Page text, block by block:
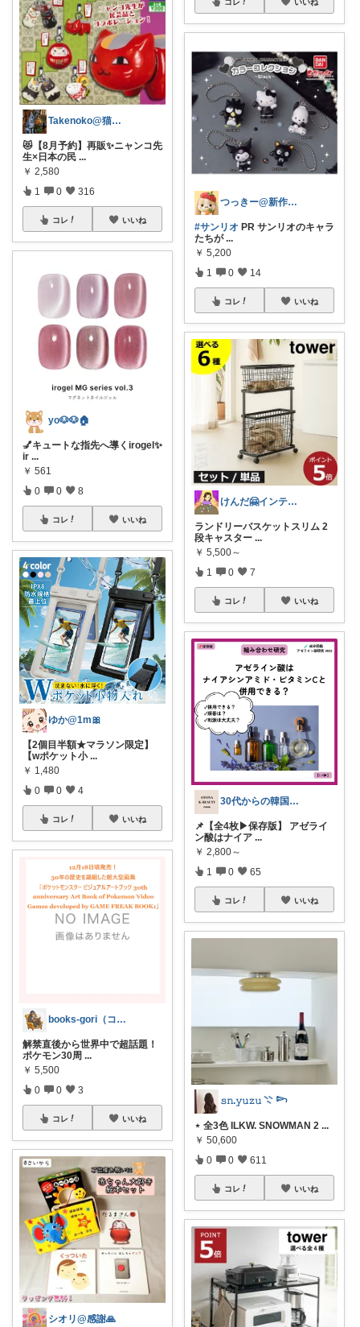
Takenoko@猫関連グッズ中心です！
😻【8月予約】再販✨ニャンコ先
生×日本の民 ...
￥ 2,580
1 0 316
コレ いいね
yo🐶🐶🏠
💅キュートな指先へ導くirogel✨
ir ...
￥ 561
0 0 8
コレ いいね
ゆか@1m🎀
【2個目半額★マラソン限定】
【wポケット小 ...
￥ 1,480
0 0 4
コレ いいね
books-gori（コミック・本など）
解禁直後から世界中で超話題！
ポケモン30周 ...
￥ 5,500
0 0 3
コレ いいね
シオリ@感謝🙏
つっきー@新作アイテム
#サンリオ PR サンリオのキャラ
たちが ...
￥ 5,200
1 0 14
コレ いいね
けんだ🤗インテリア多め
ランドリーバスケットスリム 2
段キャスター ...
￥ 5,500～
1 0 7
コレ いいね
30代からの韓国美容研究室🧪
📌【全4枚▶保存版】 アゼライ
ン酸はナイア ...
￥ 2,800～
1 0 65
コレ いいね
𝚜𝚗.𝚢𝚞𝚣𝚞 𓇢 𓆸
⋆ 全3色 ILKW. SNOWMAN 2 ...
￥ 50,600
0 0 611
コレ いいね